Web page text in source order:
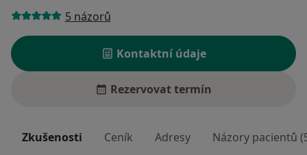
5 názorů
Kontaktní údaje
Rezervovat termín
Zkušenosti Ceník Adresy Názory pacientů